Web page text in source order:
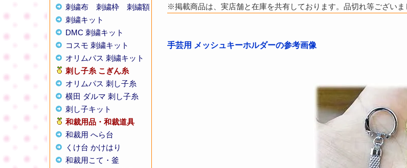
刺繍布
刺繍枠
刺繍額
刺繍キット
DMC 刺繍キット
コスモ 刺繍キット
オリムパス 刺繍キット
刺し子糸 こぎん糸
オリムパス 刺し子糸
横田 ダルマ 刺し子糸
刺し子キット
和裁用品・和裁道具
和裁用 へら台
くけ台 かけはり
和裁用こて・釜
※掲載商品は、実店舗と在庫を共有しております。品切れ等ござい
手芸用 メッシュキーホルダーの参考画像